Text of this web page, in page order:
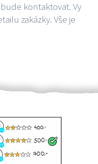
kontaktovat. Vy
zakázky. Vše je